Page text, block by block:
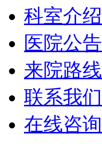
科室介绍
医院公告
来院路线
联系我们
在线咨询